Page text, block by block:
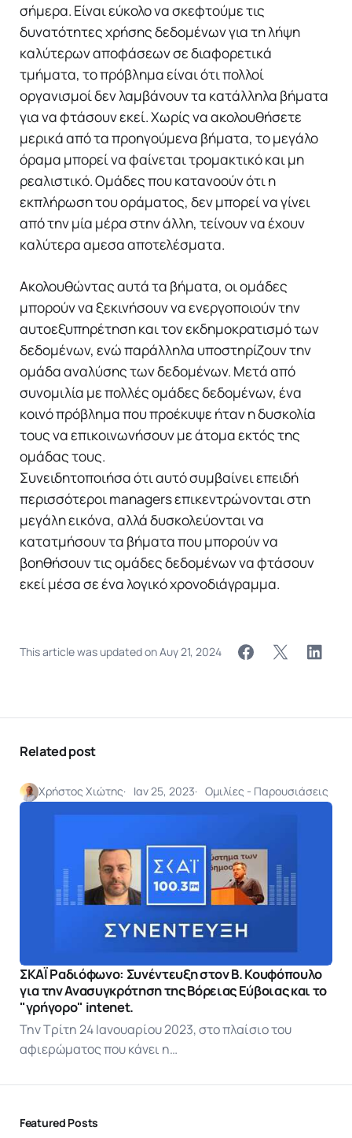
σήμερα. Είναι εύκολο να σκεφτούμε τις
δυνατότητες χρήσης δεδομένων για τη λήψη
καλύτερων αποφάσεων σε διαφορετικά
τμήματα, το πρόβλημα είναι ότι πολλοί
οργανισμοί δεν λαμβάνουν τα κατάλληλα βήματα
για να φτάσουν εκεί. Χωρίς να ακολουθήσετε
μερικά από τα προηγούμενα βήματα, το μεγάλο
όραμα μπορεί να φαίνεται τρομακτικό και μη
ρεαλιστικό. Ομάδες που κατανοούν ότι η
εκπλήρωση του οράματος, δεν μπορεί να γίνει
από την μία μέρα στην άλλη, τείνουν να έχουν
καλύτερα αμεσα αποτελέσματα.
Ακολουθώντας αυτά τα βήματα, οι ομάδες
μπορούν να ξεκινήσουν να ενεργοποιούν την
αυτοεξυπηρέτηση και τον εκδημοκρατισμό των
δεδομένων, ενώ παράλληλα υποστηρίζουν την
ομάδα αναλύσης των δεδομένων. Μετά από
συνομιλία με πολλές ομάδες δεδομένων, ένα
κοινό πρόβλημα που προέκυψε ήταν η δυσκολία
τους να επικοινωνήσουν με άτομα εκτός της
ομάδας τους.
Συνειδητοποιήσα ότι αυτό συμβαίνει επειδή
περισσότεροι managers επικεντρώνονται στη
μεγάλη εικόνα, αλλά δυσκολεύονται να
κατατμήσουν τα βήματα που μπορούν να
βοηθήσουν τις ομάδες δεδομένων να φτάσουν
εκεί μέσα σε ένα λογικό χρονοδιάγραμμα.
This article was updated onΑυγ 21, 2024
Related post
Χρήστος Χιώτης Ιαν 25, 2023 Ομιλίες - Παρουσιάσεις
ΣΚΑΪ Ραδιόφωνο: Συνέντευξη στον Β. Κουφόπουλο
για την Ανασυγκρότηση της Βόρειας Εύβοιας και το
"γρήγορο" intenet.
Την Τρίτη 24 Ιανουαρίου 2023, στο πλαίσιο του
αφιερώματος που κάνει η…
Featured Posts